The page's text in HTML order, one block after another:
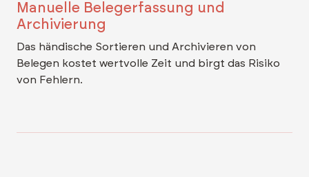
Manuelle Belegerfassung und
Archivierung
Das händische Sortieren und Archivieren von
Belegen kostet wertvolle Zeit und birgt das Risiko
von Fehlern.